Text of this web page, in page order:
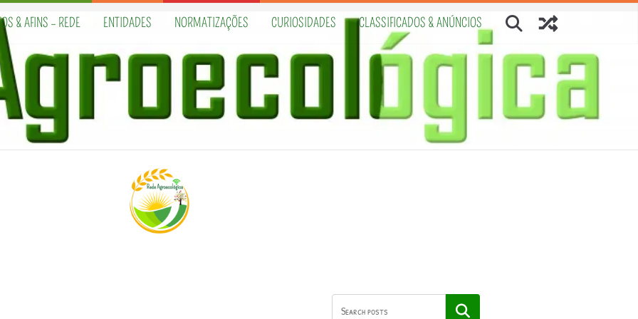
& AFINS – REDE ENTIDADES NORMATIZAÇÕES CURIOSIDADES CLASSIFICADOS & ANÚNCIOS
Pesquisar